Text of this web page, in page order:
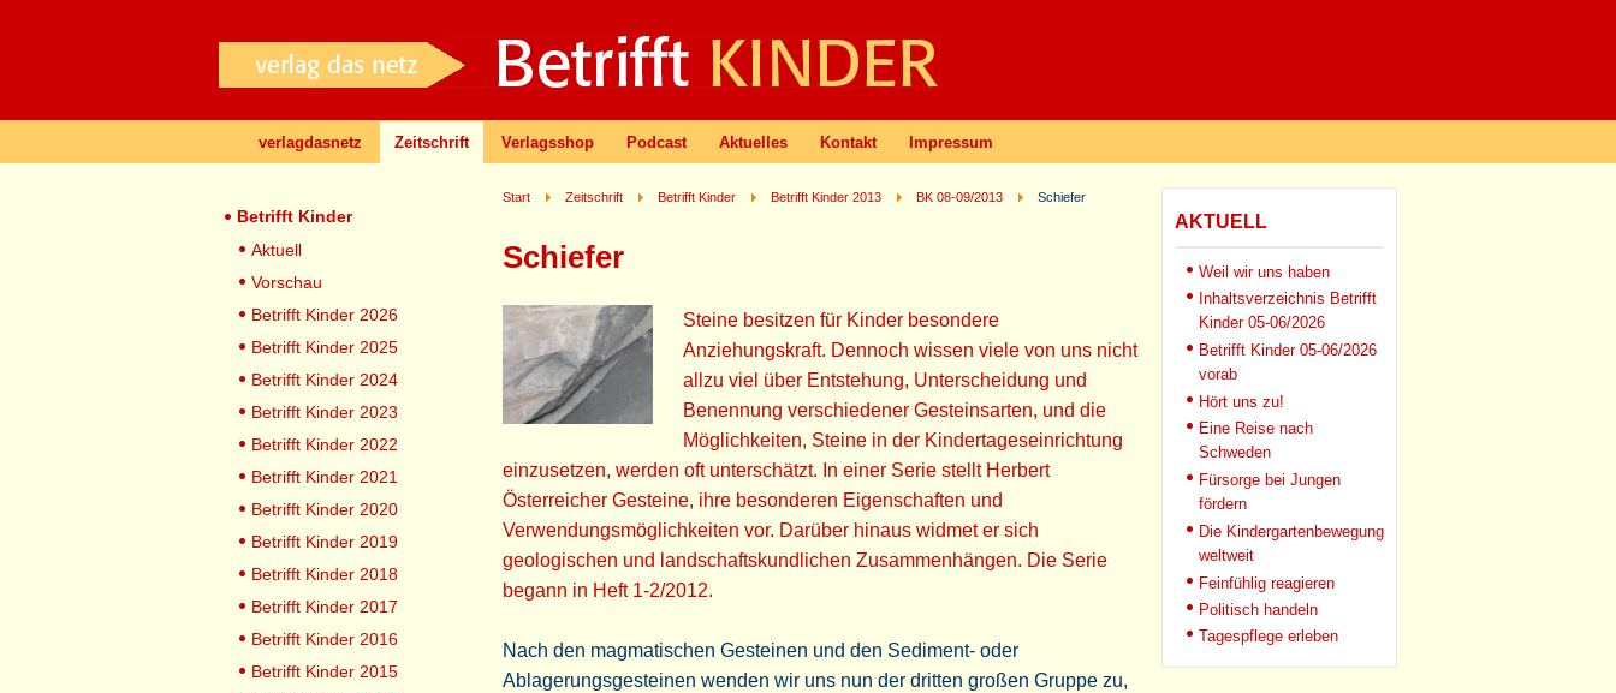
verlagdasnetz Zeitschrift Verlagsshop Podcast Aktuelles Kontakt Impressum
Start Zeitschrift Betrifft Kinder Betrifft Kinder 2013 BK 08-09/2013 Schiefer
Schiefer
Steine besitzen für Kinder besondere
Anziehungskraft. Dennoch wissen viele von uns nicht
allzu viel über Entstehung, Unterscheidung und
Benennung verschiedener Gesteinsarten, und die
Möglichkeiten, Steine in der Kindertageseinrichtung
einzusetzen, werden oft unterschätzt. In einer Serie stellt Herbert
Österreicher Gesteine, ihre besonderen Eigenschaften und
Verwendungsmöglichkeiten vor. Darüber hinaus widmet er sich
geologischen und landschaftskundlichen Zusammenhängen. Die Serie
begann in Heft 1-2/2012.
Nach den magmatischen Gesteinen und den Sediment- oder
Ablagerungsgesteinen wenden wir uns nun der dritten großen Gruppe zu,
Betrifft Kinder
Aktuell
Vorschau
Betrifft Kinder 2026
Betrifft Kinder 2025
Betrifft Kinder 2024
Betrifft Kinder 2023
Betrifft Kinder 2022
Betrifft Kinder 2021
Betrifft Kinder 2020
Betrifft Kinder 2019
Betrifft Kinder 2018
Betrifft Kinder 2017
Betrifft Kinder 2016
Betrifft Kinder 2015
AKTUELL
Weil wir uns haben
Inhaltsverzeichnis Betrifft
Kinder 05-06/2026
Betrifft Kinder 05-06/2026
vorab
Hört uns zu!
Eine Reise nach
Schweden
Fürsorge bei Jungen
fördern
Die Kindergartenbewegung
weltweit
Feinfühlig reagieren
Politisch handeln
Tagespflege erleben